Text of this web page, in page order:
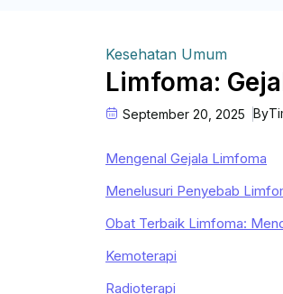
Kesehatan Umum
Limfoma:
September 20, 2025 By
Mengenal Gejala Limfoma
Menelusuri Penyebab
Obat Terbaik Limfoma:
Kemoterapi
Radioterapi